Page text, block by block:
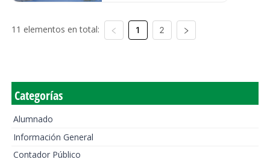
11 elementos en total: 1 2
Categorías
Alumnado
Información General
Contador Público